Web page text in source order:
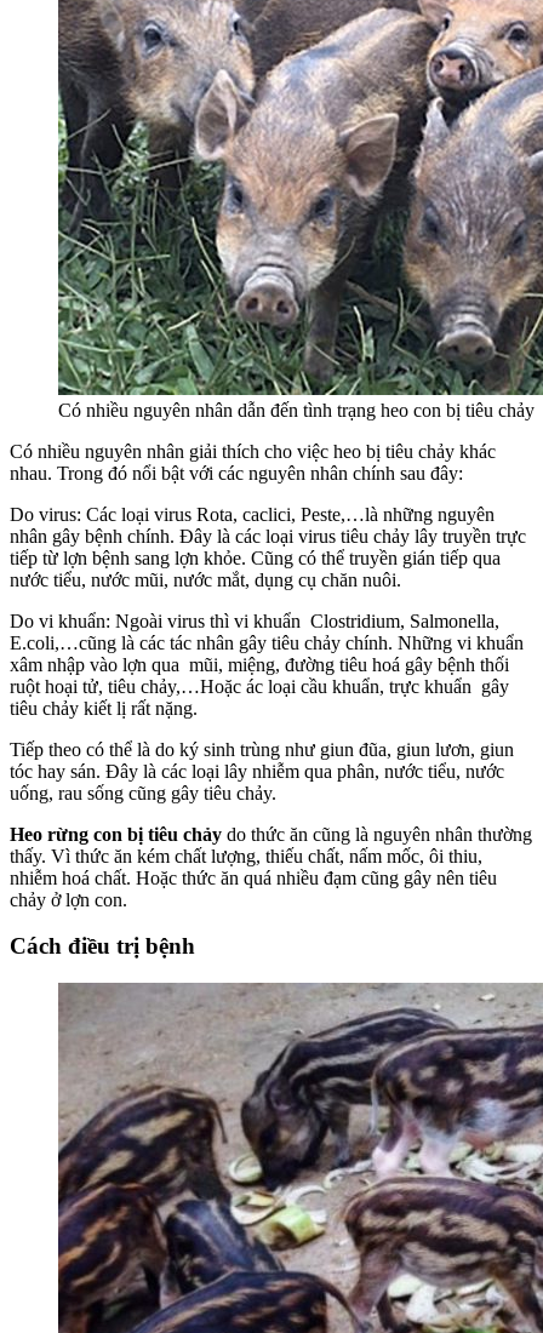
Có nhiều nguyên nhân dẫn đến tình trạng heo con bị tiêu chảy
Có nhiều nguyên nhân giải thích cho việc heo bị tiêu chảy khác
nhau. Trong đó nổi bật với các nguyên nhân chính sau đây:
Do virus: Các loại virus Rota, caclici, Peste,…là những nguyên
nhân gây bệnh chính. Đây là các loại virus tiêu chảy lây truyền trực
tiếp từ lợn bệnh sang lợn khỏe. Cũng có thể truyền gián tiếp qua
nước tiểu, nước mũi, nước mắt, dụng cụ chăn nuôi.
Do vi khuẩn: Ngoài virus thì vi khuẩn Clostridium, Salmonella,
E.coli,…cũng là các tác nhân gây tiêu chảy chính. Những vi khuẩn
xâm nhập vào lợn qua mũi, miệng, đường tiêu hoá gây bệnh thối
ruột hoại tử, tiêu chảy,…Hoặc ác loại cầu khuẩn, trực khuẩn gây
tiêu chảy kiết lị rất nặng.
Tiếp theo có thể là do ký sinh trùng như giun đũa, giun lươn, giun
tóc hay sán. Đây là các loại lây nhiễm qua phân, nước tiểu, nước
uống, rau sống cũng gây tiêu chảy.
Heo rừng con bị tiêu chảy do thức ăn cũng là nguyên nhân thường
thấy. Vì thức ăn kém chất lượng, thiếu chất, nấm mốc, ôi thiu,
nhiễm hoá chất. Hoặc thức ăn quá nhiều đạm cũng gây nên tiêu
chảy ở lợn con.
Cách điều trị bệnh